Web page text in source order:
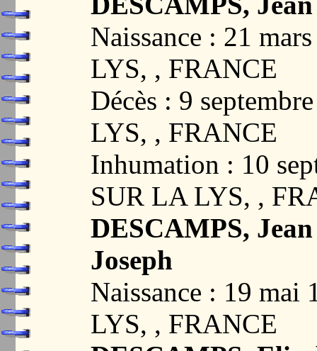
Naissance : 21
LYS, , FRANCE
Décès : 9
LYS, , FRANCE
Inhumation : 10
SUR LA LYS, ,
DESCAMPS,
Joseph
Naissance : 19
LYS, , FRANCE